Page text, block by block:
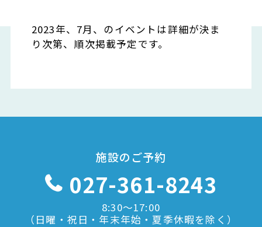
2023年、7月、のイベントは詳細が決ま
り次第、順次掲載予定です。
施設のご予約
027-361-8243
8:30〜17:00
（日曜・祝日・年末年始・夏季休暇を除く）